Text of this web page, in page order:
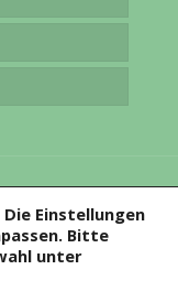
vorbehalten.
Einstellungen
Bitte
unter